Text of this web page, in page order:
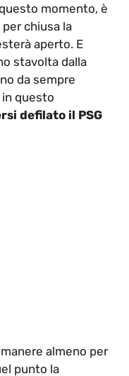
momento, è
chiusa la
aperto. E
stavolta dalla
da sempre
questo
defilato il PSG
almeno per
punto la